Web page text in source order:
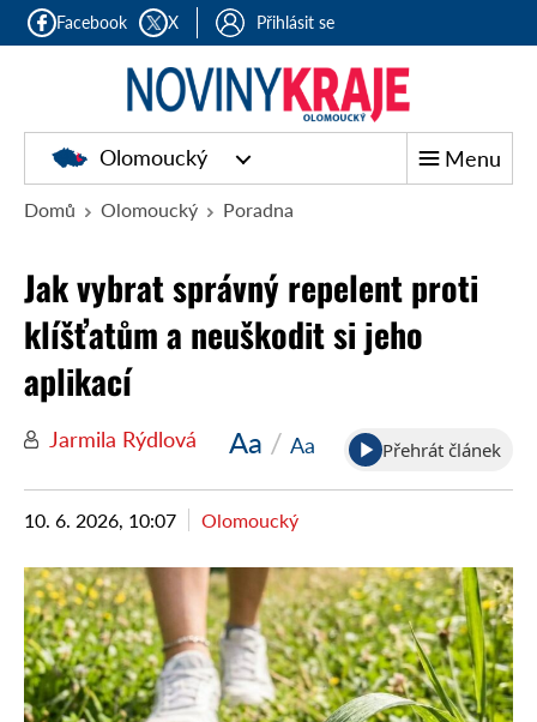
Facebook X Přihlásit se
Olomoucký Menu
Domů Olomoucký Poradna
Jak vybrat správný repelent proti
klíšťatům a neuškodit si jeho
aplikací
Jarmila Rýdlová Aa / Aa Přehrát článek
10. 6. 2026, 10:07 Olomoucký